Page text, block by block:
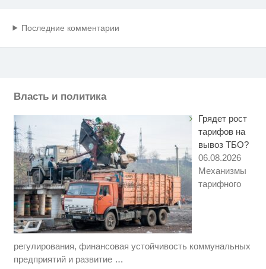
Последние комментарии
Власть и политика
Грядет рост
тарифов на
вывоз ТБО?
06.08.2026
Механизмы
тарифного
регулирования, финансовая устойчивость коммунальных
предприятий и развитие …
i
Ролик длится пару секунд, но
вы будете в шоке от увиденного